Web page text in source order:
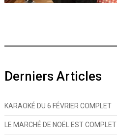
Derniers Articles
KARAOKÉ DU 6 FÉVRIER COMPLET
LE MARCHÉ DE NOËL EST COMPLET